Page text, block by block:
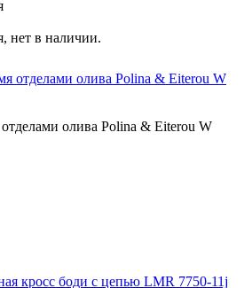
нет в наличии.
олива Polina & Eiterou W